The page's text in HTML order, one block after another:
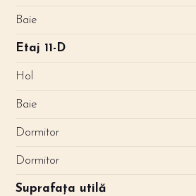
Baie
Etaj 11-D
Hol
Baie
Dormitor
Dormitor
Suprafața utilă